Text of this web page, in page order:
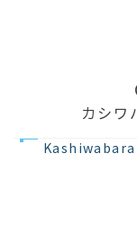
カシワ
Kashiwabara